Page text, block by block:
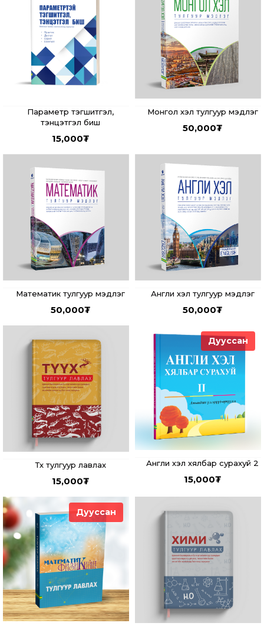
Параметр тэгшитгэл,
тэнцэтгэл биш
15,000₮
Монгол хэл тулгуур мэдлэг
50,000₮
Математик тулгуур мэдлэг
50,000₮
Англи хэл тулгуур мэдлэг
50,000₮
Түүх тулгуур лавлах
15,000₮
Дууссан
Англи хэл хялбар сурахуй 2
15,000₮
Дууссан